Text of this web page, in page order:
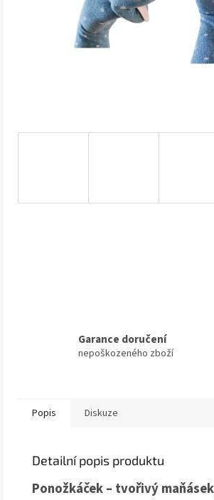
Garance doručení
nepoškozeného zboží
Popis Diskuze
Detailní popis produktu
Ponožkáček – tvořivý